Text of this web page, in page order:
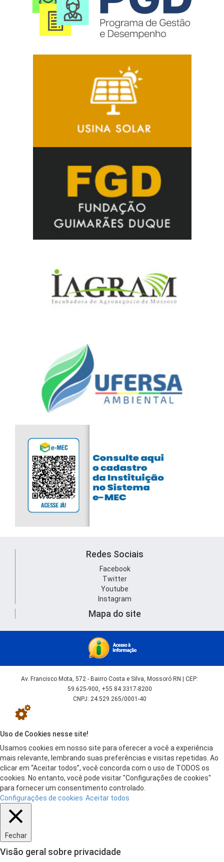
Redes Sociais
Facebook
Twitter
Youtube
Instagram
Mapa do site
Av. Francisco Mota, 572 - Bairro Costa e Silva, Mossoró RN | CEP:
59.625-900, +55 84 3317-8200
CNPJ: 24.529.265/0001-40
Uso de Cookies nesse site!
Usamos cookies em nosso site para oferecer a você a experiência
mais relevante, lembrando suas preferências e visitas repetidas. Ao
clicar em “Aceitar todos”, você concorda com o uso de TODOS os
cookies. No entanto, você pode visitar "Configurações de cookies"
para fornecer um consentimento controlado.
Configurações de cookies Aceitar todos
Fechar
Visão geral sobre privacidade